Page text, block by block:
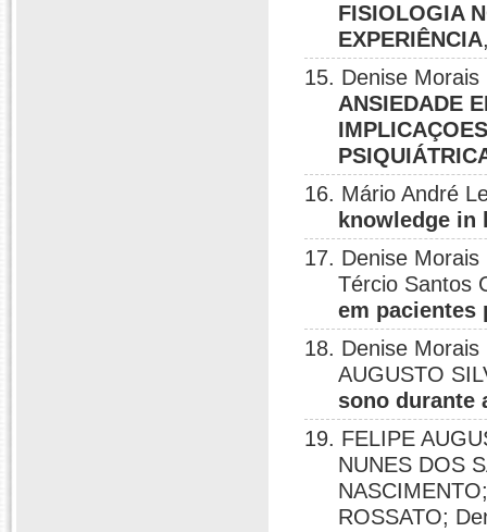
FISIOLOGIA
EXPERIÊNCIA
15. Denise
ANSIEDADE
16. Mário André
knowledge in
17. Denise Morais
Tércio Santos
em pacientes
18. Denise
AUGUSTO
sono durante
19. FELIPE
NUNES DOS
ROSSATO;